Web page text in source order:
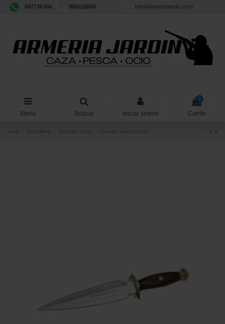
687736356 988222084 info@armeriajardin.com
Menu Buscar Iniciar sesión
0
Carrito